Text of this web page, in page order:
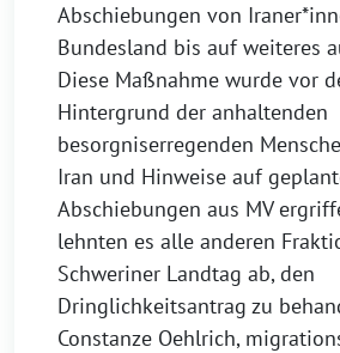
Abschiebungen von
Bundesland bis auf weiteres
Diese Maßnahme wurde vor
Hintergrund der anhaltenden
besorgniserregenden
Iran und Hinweise auf
Abschiebungen aus MV
lehnten es alle anderen
Schweriner Landtag ab, den
Dringlichkeitsantrag zu
Constanze Oehlrich,